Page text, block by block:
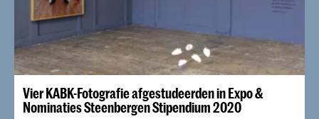
Vier KABK-Fotografie afgestudeerden in Expo &
Nominaties Steenbergen Stipendium 2020